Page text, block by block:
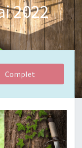
2022
Complet